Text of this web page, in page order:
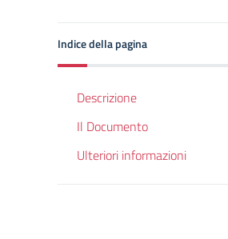
Indice della pagina
Descrizione
Il Documento
Ulteriori informazioni